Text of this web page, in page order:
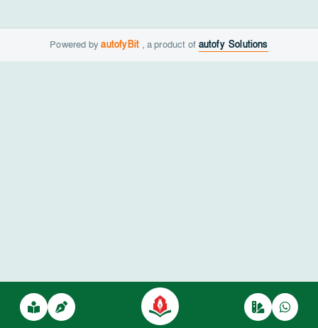
Powered by autofyBit, a product of autofy Solutions